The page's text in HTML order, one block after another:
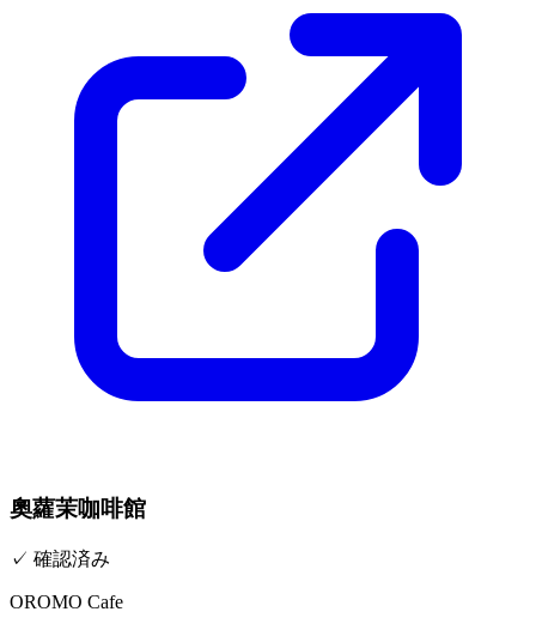
奧蘿茉咖啡館
✓ 確認済み
OROMO Cafe